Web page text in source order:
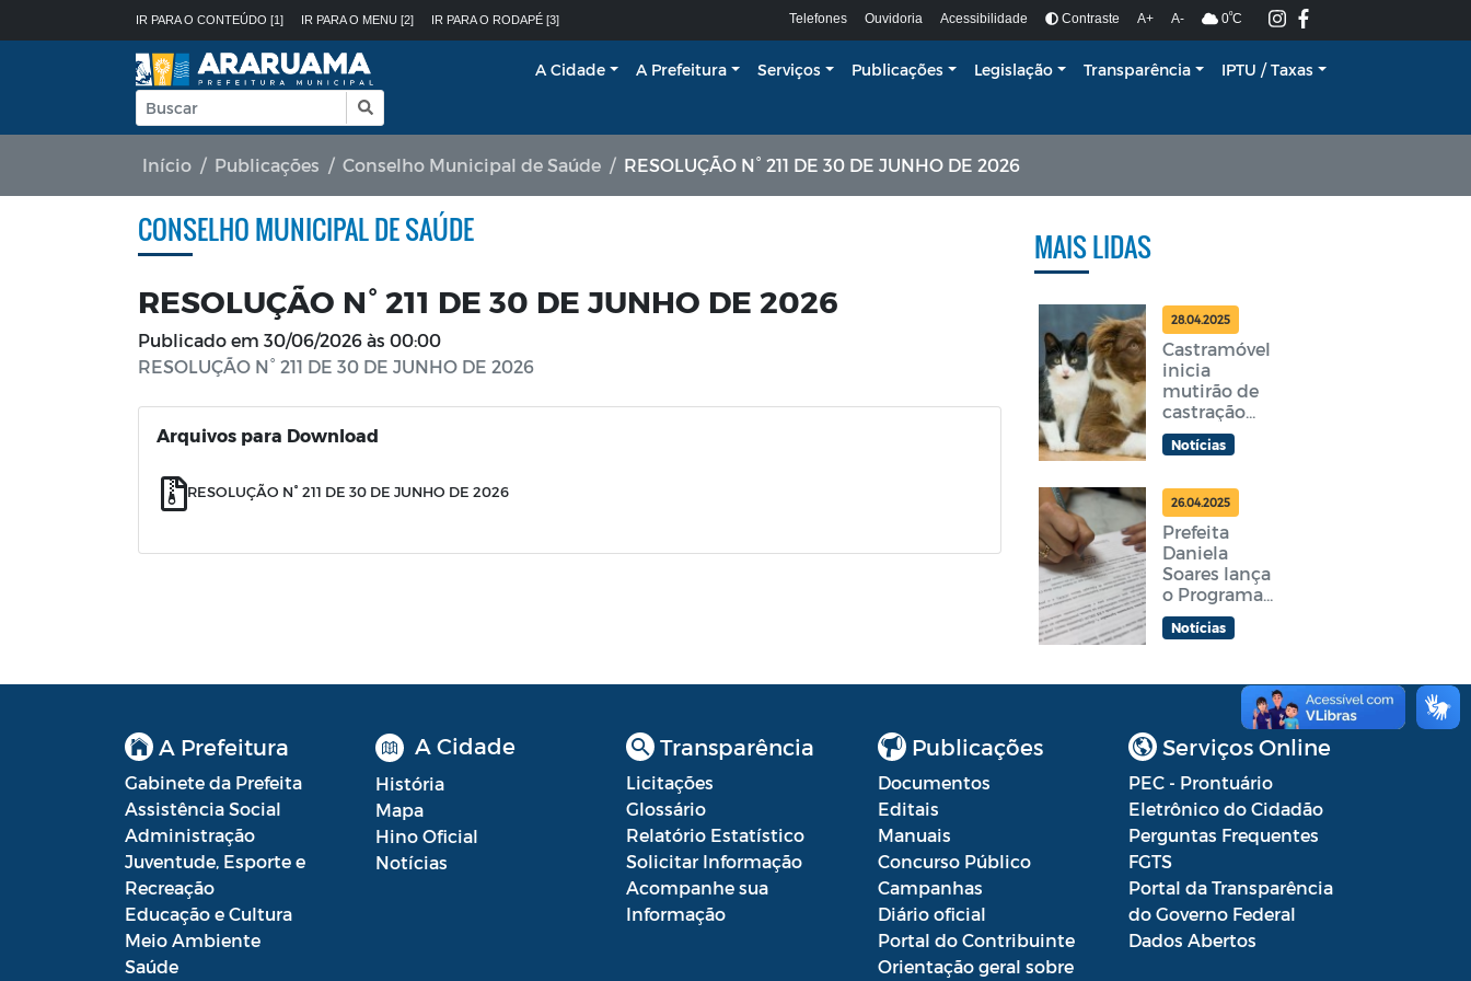
IR PARA O CONTEÚDO [1] IR PARA O MENU [2] IR PARA O RODAPÉ [3] Telefones Ouvidoria Acessibilidade Contraste A+ A- 0ºC
A Cidade A Prefeitura Serviços Publicações Legislação Transparência IPTU / Taxas
Início Publicações Conselho Municipal de Saúde RESOLUÇÃO N° 211 DE 30 DE JUNHO DE 2026
CONSELHO MUNICIPAL DE SAÚDE
RESOLUÇÃO N° 211 DE 30 DE JUNHO DE 2026
Publicado em 30/06/2026 às 00:00
RESOLUÇÃO N° 211 DE 30 DE JUNHO DE 2026
Arquivos para Download
RESOLUÇÃO N° 211 DE 30 DE JUNHO DE 2026
MAIS LIDAS
28.04.2025
Castramóvel
inicia
mutirão de
castração
gratuita em
Araruama
feira
Notícias
26.04.2025
Prefeita
Daniela
Soares lança
o Programa
Araruama
Aprender +
Notícias
A Prefeitura
Gabinete da Prefeita
Assistência Social
Administração
Juventude, Esporte e
Recreação
Educação e Cultura
Meio Ambiente
Saúde
A Cidade
História
Mapa
Hino Oficial
Notícias
Transparência
Licitações
Glossário
Relatório Estatístico
Solicitar Informação
Acompanhe sua
Informação
Publicações
Documentos
Editais
Manuais
Concurso Público
Campanhas
Diário oficial
Portal do Contribuinte
Orientação geral sobre
Serviços Online
PEC - Prontuário
Eletrônico do Cidadão
Perguntas Frequentes
FGTS
Portal da Transparência
do Governo Federal
Dados Abertos